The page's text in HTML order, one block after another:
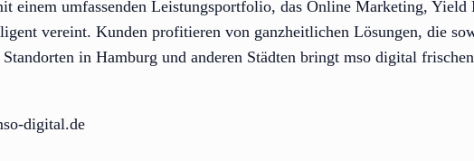
einem umfassenden Leistungsportfolio, das Online Marketing, Yield
vereint. Kunden profitieren von ganzheitlichen Lösungen, die
in Hamburg und anderen Städten bringt mso digital
digital.de